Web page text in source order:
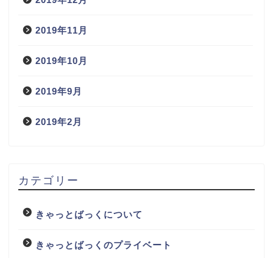
2019年11月
2019年10月
2019年9月
2019年2月
カテゴリー
きゃっとばっくについて
きゃっとばっくのプライベート